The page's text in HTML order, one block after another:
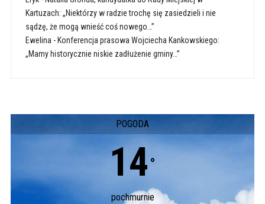
Kartuzach: „Niektórzy w radzie trochę się zasiedzieli i nie
sądzę, że mogą wnieść coś nowego…”
Ewelina - Konferencja prasowa Wojciecha Kankowskiego:
„Mamy historycznie niskie zadłużenie gminy…”
POGODA
14 °
pochmurnie